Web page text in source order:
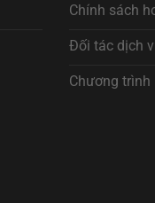
Chính sách
Đối tác dịch
Chương trình